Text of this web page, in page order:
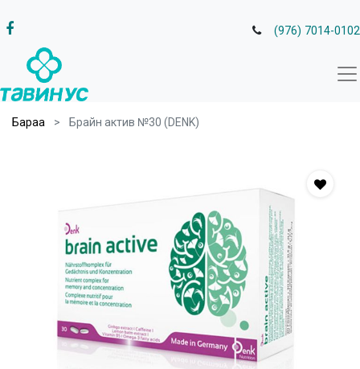
(976) 7014-0102
Бараа Брайн актив №30 (DENK)